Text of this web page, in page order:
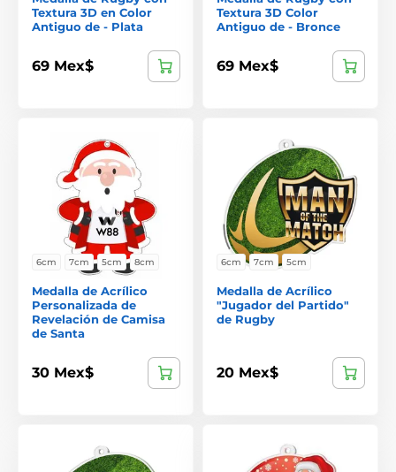
Textura 3D en Color
Antiguo de - Plata
69 Mex$
Textura 3D Color
Antiguo de - Bronce
69 Mex$
6cm 7cm 5cm 8cm
Medalla de Acrílico
Personalizada de
Revelación de Camisa
de Santa
30 Mex$
6cm 7cm 5cm
Medalla de Acrílico
"Jugador del Partido"
de Rugby
20 Mex$